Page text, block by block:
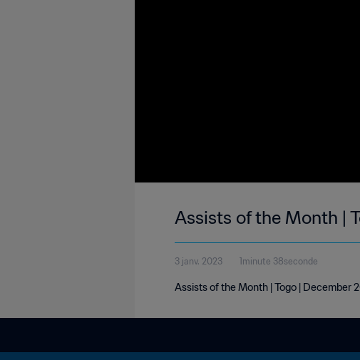
Assists of the Month |
3 janv. 2023 1minute 38seconde
Assists of the Month | Togo | December